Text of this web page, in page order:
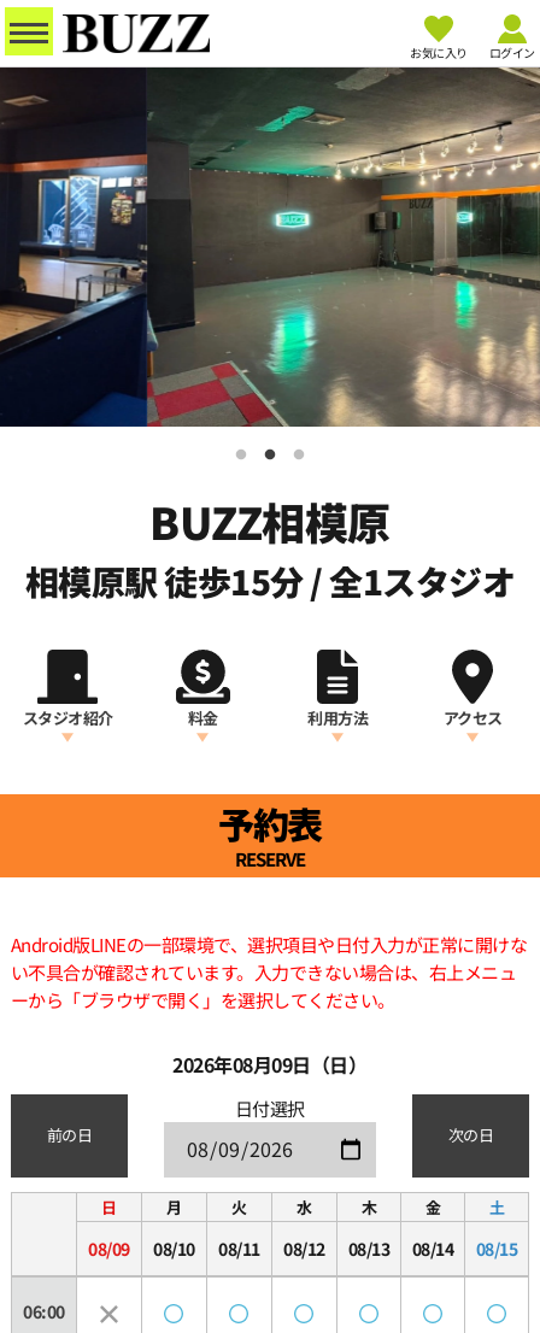
お気に入り ログイン
BUZZ相模原
相模原駅 徒歩15分 / 全1スタジオ
スタジオ紹介 料金 利用方法 アクセス
予約表
RESERVE
Android版LINEの一部環境で、選択項目や日付入力が正常に開けな
い不具合が確認されています。入力できない場合は、右上メニュ
ーから「ブラウザで開く」を選択してください。
2026年08月09日（日）
前の日
日付選択
次の日
日
08/09
月
08/10
火
08/11
水
08/12
木
08/13
金
08/14
土
08/15
06:00